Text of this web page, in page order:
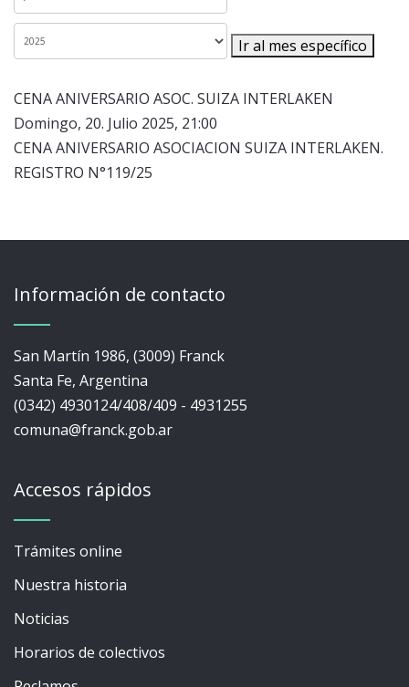
Ir al mes específico
CENA ANIVERSARIO ASOC. SUIZA INTERLAKEN
Domingo, 20. Julio 2025, 21:00
CENA ANIVERSARIO ASOCIACION SUIZA INTERLAKEN.
REGISTRO N°119/25
Información de contacto
San Martín 1986, (3009) Franck
Santa Fe, Argentina
(0342) 4930124/408/409 - 4931255
comuna@franck.gob.ar
Accesos rápidos
Trámites online
Nuestra historia
Noticias
Horarios de colectivos